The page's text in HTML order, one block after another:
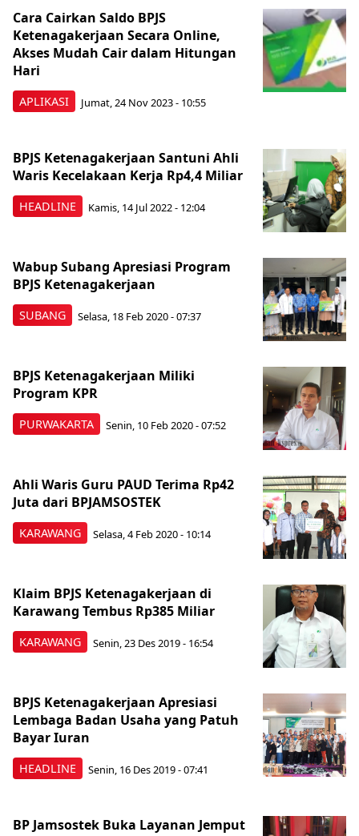
APLIKASI
Cara Cairkan Saldo BPJS
Ketenagakerjaan Secara Online,
Akses Mudah Cair dalam Hitungan
Hari
Jumat, 24 Nov 2023 - 10:55
HEADLINE
BPJS Ketenagakerjaan Santuni Ahli
Waris Kecelakaan Kerja Rp4,4 Miliar
Kamis, 14 Jul 2022 - 12:04
SUBANG
Wabup Subang Apresiasi Program
BPJS Ketenagakerjaan
Selasa, 18 Feb 2020 - 07:37
PURWAKARTA
BPJS Ketenagakerjaan Miliki
Program KPR
Senin, 10 Feb 2020 - 07:52
KARAWANG
Ahli Waris Guru PAUD Terima Rp42
Juta dari BPJAMSOSTEK
Selasa, 4 Feb 2020 - 10:14
KARAWANG
Klaim BPJS Ketenagakerjaan di
Karawang Tembus Rp385 Miliar
Senin, 23 Des 2019 - 16:54
HEADLINE
BPJS Ketenagakerjaan Apresiasi
Lembaga Badan Usaha yang Patuh
Bayar Iuran
Senin, 16 Des 2019 - 07:41
BP Jamsostek Buka Layanan Jemput